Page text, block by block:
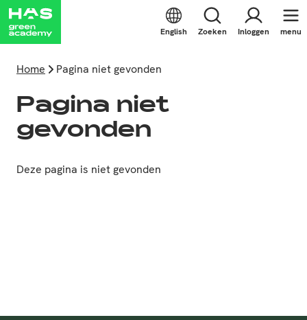
English Zoeken Inloggen menu
Home Pagina niet gevonden
Pagina niet
gevonden
Deze pagina is niet gevonden